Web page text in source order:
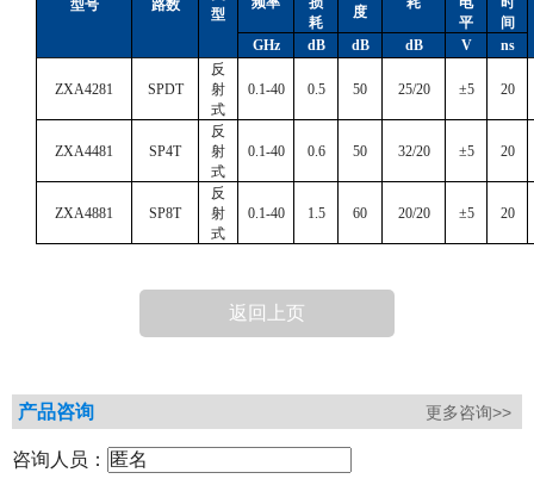
型号 路数
型
耗
度
平
间
GHz
dB dB dB V ns
ZXA4281 SPDT
反
射
式
0.1-40 0.5 50 25/20 ±5 20
ZXA4481 SP4T
反
射
式
0.1-40 0.6 50 32/20 ±5 20
ZXA4881 SP8T
反
射
式
0.1-40 1.5 60 20/20 ±5 20
返回上页
产品咨询 更多咨询>>
咨询人员：